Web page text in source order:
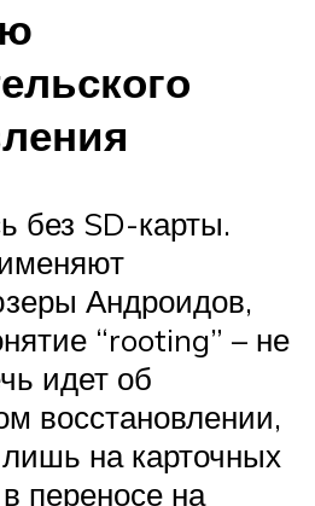
без SD-карты.
Андроидов,
“rooting” – не
идет об
восстановлении,
на карточных
переносе на